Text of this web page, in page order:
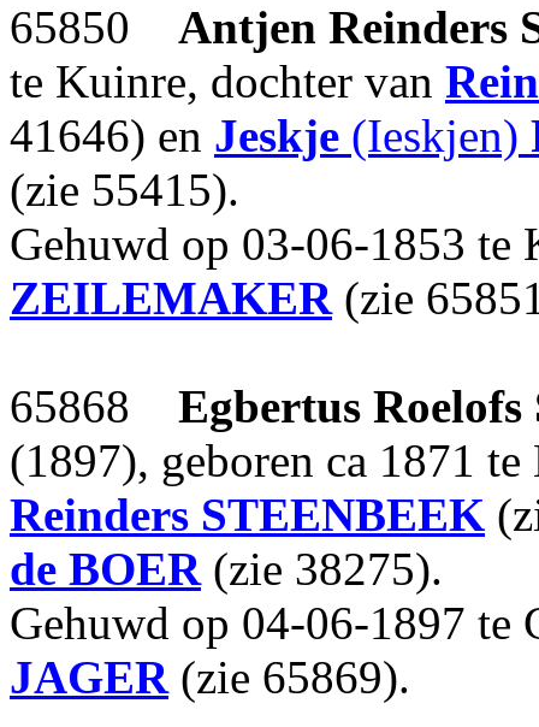
65850 Antjen Reinders
te Kuinre, dochter van
41646) en Jeskje (Ieskjen)
(zie 55415).
Gehuwd op 03-06-1853 te
ZEILEMAKER(zie
65868 Egbertus Roelofs
(1897), geboren ca 1871
Reinders STEENBEEK
de BOER(zie 38275).
Gehuwd op 04-06-1897 te
JAGER(zie 65869).